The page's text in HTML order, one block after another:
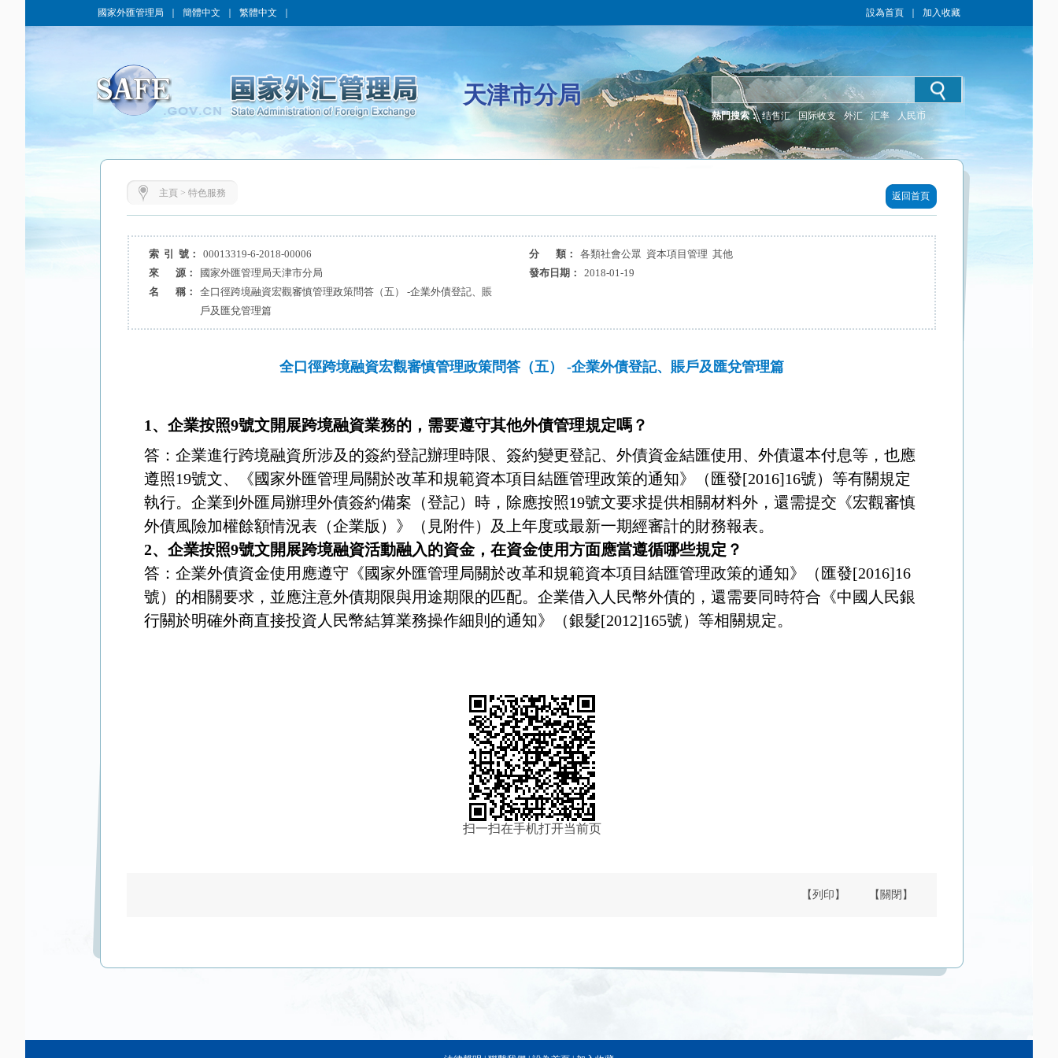
國家外匯管理局 簡體中文 繁體中文 設為首頁 加入收藏
天津市分局
熱門搜索： 结售汇 国际收支 外汇 汇率 人民币
主頁 > 特色服務 返回首頁
索 引 號： 00013319-6-2018-00006 分 類：
各類社會公眾 資本項目管理 其他
來 源：
國家外匯管理局天津市分局 發布日期：
2018-01-19
名 稱：
全口徑跨境融資宏觀審慎管理政策問答（五） -企業外債登記、賬
戶及匯兌管理篇
全口徑跨境融資宏觀審慎管理政策問答（五） -企業外債登記、賬戶及匯兌管理篇
1 、企業按照9號文開展跨境融資業務的，需要遵守其他外債管理規定嗎？
答：企業進行跨境融資所涉及的簽約登記辦理時限、簽約變更登記、外債資金結匯使用、外債還本付息等，也應
遵照19號文、《國家外匯管理局關於改革和規範資本項目結匯管理政策的通知》（匯發[2016]16號）等有關規定
執行。企業到外匯局辦理外債簽約備案（登記）時，除應按照19號文要求提供相關材料外，還需提交《宏觀審慎
外債風險加權餘額情況表（企業版）》（見附件）
及上年度或最新一期經審計的財務報表。
2、企業按照9號文開展跨境融資活動融入的資金，在資金使用方面應當遵循哪些規定？
答：企業外債資金使用應遵守《國家外匯管理局關於改革和規範資本項目結匯管理政策的通知》（匯發[2016]16
號）的相關要求，並應注意外債期限與用途期限的匹配。企業借入人民幣外債的，還需要同時符合《中國人民銀
行關於明確外商直接投資人民幣結算業務操作細則的通知》（銀髮[2012]165號）等相關規定。
扫一扫在手机打开当前页
【列印】 【關閉】